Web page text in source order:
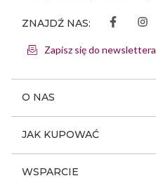
O NAS
Dlaczego FLK
JAK KUPOWAĆ
WSPARCIE
ZNAJDŹ NAS:
Zapisz się do newslettera